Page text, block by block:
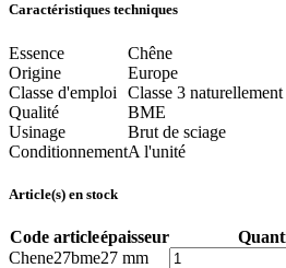
Caractéristiques techniques
Essence
Chêne
Origine
Europe
Classe d'emploi
Classe 3 naturellement
Qualité
BME
Usinage
Brut de sciage
ConditionnementA l'unité
Article(s) en stock
Code articleépaisseur
Chene27bme27 mm